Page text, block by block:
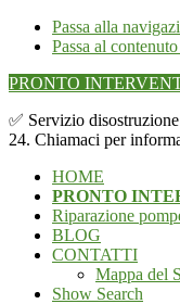
Passa alla
Passa al
PRONTO
✅ Servizio
24. Chiamaci per
HOME
PRONTO
Riparazione
BLOG
CONTATTI
Mappa del
Show Search